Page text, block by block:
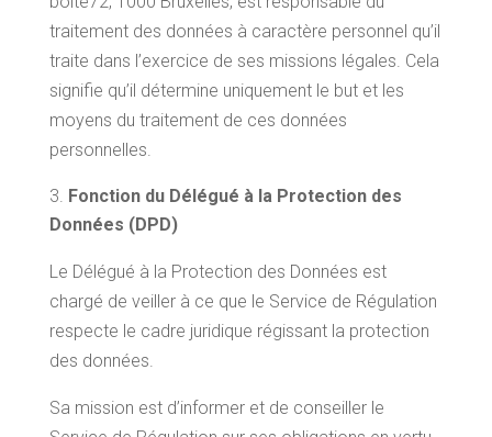
traitement des données à caractère personnel qu’il
traite dans l’exercice de ses missions légales. Cela
signifie qu’il détermine uniquement le but et les
moyens du traitement de ces données
personnelles.
Fonction du Délégué à la Protection des
Données (DPD)
Le Délégué à la Protection des Données est
chargé de veiller à ce que le Service de Régulation
respecte le cadre juridique régissant la protection
des données.
Sa mission est d’informer et de conseiller le